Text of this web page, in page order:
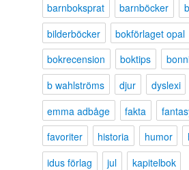
barnboksprat
barnböcker
bilderböcker
bokförlaget opal
bokrecension
boktips
b wahlströms
djur
dyslexi
emma adbåge
fakta
favoriter
historia humor
idus förlag
jul
kapitelbok